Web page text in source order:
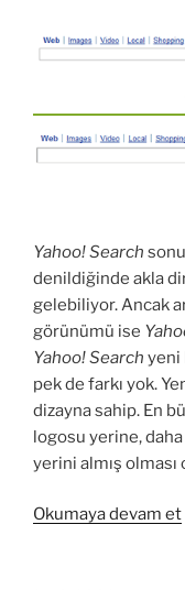
Yahoo! Search
denildiğinde akla
gelebiliyor. Ancak
görünümü ise
Yahoo! Search yeni
pek de farkı yok.
dizayna sahip. En
logosu yerine,
yerini almış olması
Okumaya devam et